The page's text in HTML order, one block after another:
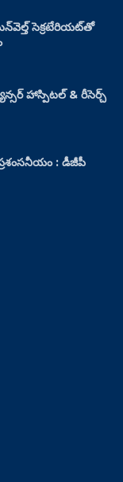
సెక్రటేరియట్‌తో
హాస్పిటల్ & రీసెర్చ్
: డీజీపీ